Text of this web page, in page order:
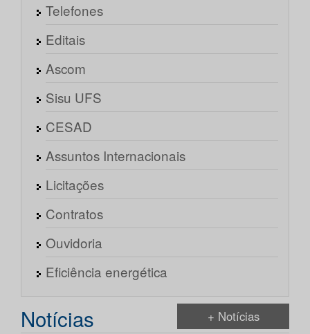
Telefones
Editais
Ascom
Sisu UFS
CESAD
Assuntos Internacionais
Licitações
Contratos
Ouvidoria
Eficiência energética
Notícias + Notícias